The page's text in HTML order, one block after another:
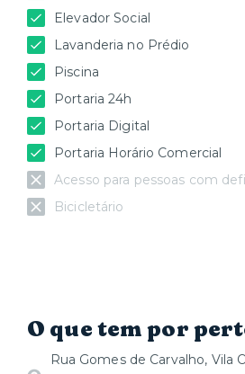
Elevador Social
Lavanderia no Prédio
Piscina
Portaria 24h
Portaria Digital
Portaria Horário Comercial
Acesso para pessoas com
Bicicletário
O que tem por
Rua Gomes de Carvalho, Vila